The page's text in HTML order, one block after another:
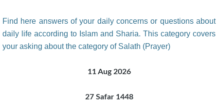
Find here answers of your daily concerns or questions about
daily life according to Islam and Sharia. This category covers
your asking about the category of Salath (Prayer)
11 Aug 2026
27 Safar 1448